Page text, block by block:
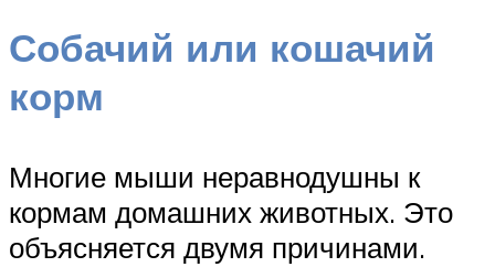
Собачий или кошачий
корм
Многие мыши неравнодушны к
кормам домашних животных. Это
объясняется двумя причинами.